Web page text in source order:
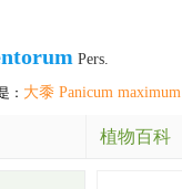
Pers.
： 大黍 Panicum maximum
植物百科